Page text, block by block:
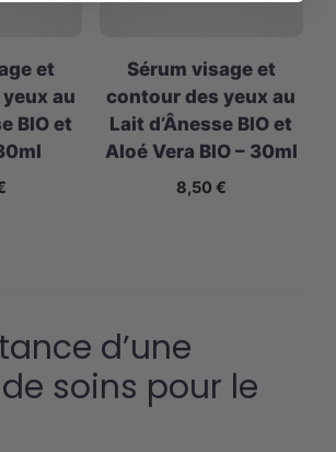
et
au
BIO et
Sérum visage et
contour des yeux au
Lait d’Ânesse BIO et
Aloé Vera BIO – 30ml
8,50 €
d’une
soins pour le